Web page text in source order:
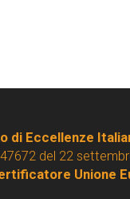
di Eccellenze
del 22
Unione